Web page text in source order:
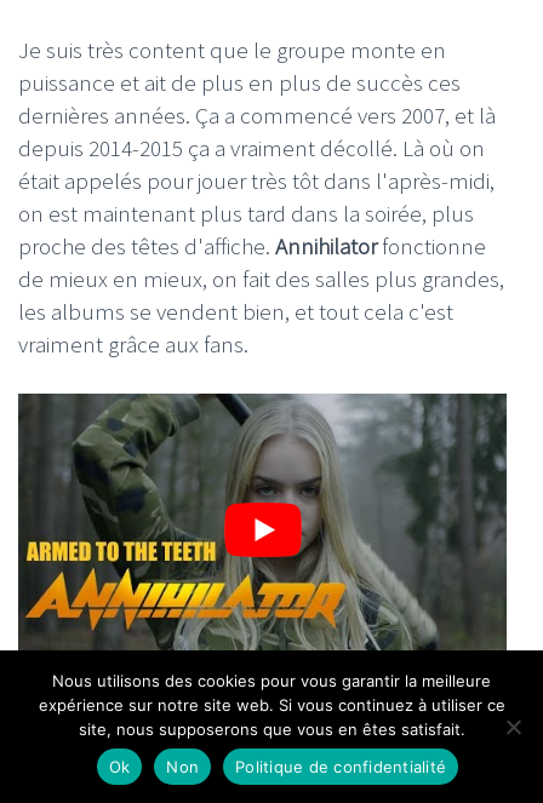
Je suis très content que le groupe monte en
puissance et ait de plus en plus de succès ces
dernières années. Ça a commencé vers 2007, et là
depuis 2014-2015 ça a vraiment décollé. Là où on
était appelés pour jouer très tôt dans l'après-midi,
on est maintenant plus tard dans la soirée, plus
proche des têtes d'affiche. Annihilatorfonctionne
de mieux en mieux, on fait des salles plus grandes,
les albums se vendent bien, et tout cela c'est
vraiment grâce aux fans.
C'est donc au public que tu penses avant tout
quand tu fais un album ?
Nous utilisons des cookies pour vous garantir la meilleure
expérience sur notre site web. Si vous continuez à utiliser ce
site, nous supposerons que vous en êtes satisfait.
Ok
Non Politique de confidentialité